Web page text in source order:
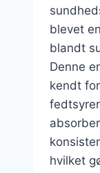
blevet
blandt
Denne
kendt
hvilket